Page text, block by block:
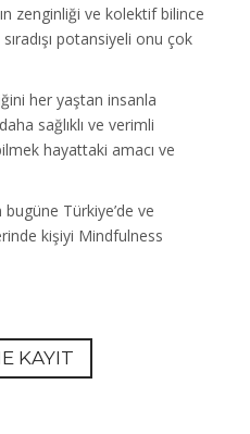
zenginliği ve kolektif bilince
potansiyeli onu çok
her yaştan insanla
sağlıklı ve verimli
hayattaki amacı ve
bugüne Türkiye’de ve
kişiyi Mindfulness
KAYIT